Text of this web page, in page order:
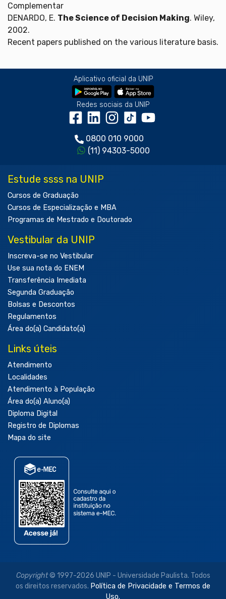
Complementar
DENARDO, E. The Science of Decision Making. Wiley,
2002.
Recent papers published on the various literature basis.
Aplicativo oficial da UNIP
Redes sociais da UNIP
0800 010 9000
(11) 94303-5000
Estude ssss na UNIP
Cursos de Graduação
Cursos de Especialização e MBA
Programas de Mestrado e Doutorado
Vestibular da UNIP
Inscreva-se no Vestibular
Use sua nota do ENEM
Transferência Imediata
Segunda Graduação
Bolsas e Descontos
Regulamentos
Área do(a) Candidato(a)
Links úteis
Atendimento
Localidades
Atendimento à População
Área do(a) Aluno(a)
Diploma Digital
Registro de Diplomas
Mapa do site
Copyright© 1997-2026 UNIP - Universidade Paulista. Todos
os direitos reservados. Política de Privacidade e Termos de
Uso.